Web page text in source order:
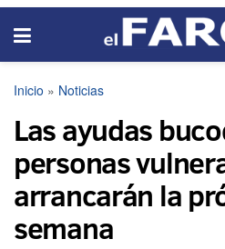
Inicio » Noticias
Las ayudas
personas
arrancarán la
semana